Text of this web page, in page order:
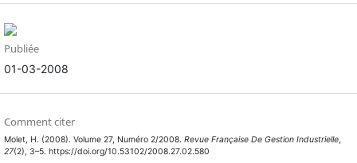
Publiée
01-03-2008
Comment citer
Molet, H. (2008). Volume 27, Numéro 2/2008. Revue Française De Gestion Industrielle,
27(2), 3–5. https://doi.org/10.53102/2008.27.02.580